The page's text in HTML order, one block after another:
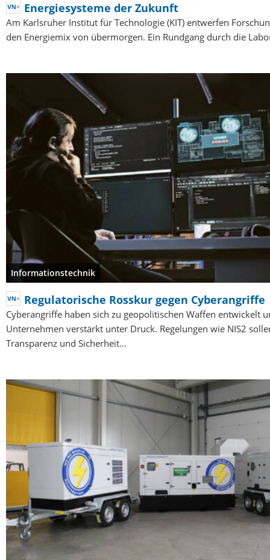
Energiesysteme der Zukunft
Am Karlsruher Institut für Technologie (KIT) entwerfen
den Energiemix von übermorgen. Ein Rundgang durch die
Informationstechnik
Regulatorische Rosskur gegen Cyberangriffe
Cyberangriffe haben sich zu geopolitischen Waffen entwickelt
Unternehmen verstärkt unter Druck. Regelungen wie NIS2
Transparenz und Sicherheit…